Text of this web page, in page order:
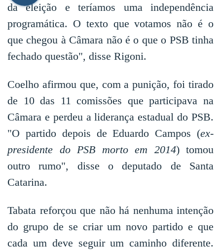
da eleição e teríamos uma independência
programática. O texto que votamos não é o
que chegou à Câmara não é o que o PSB tinha
fechado questão", disse Rigoni.
Coelho afirmou que, com a punição, foi tirado
de 10 das 11 comissões que participava na
Câmara e perdeu a liderança estadual do PSB.
"O partido depois de Eduardo Campos (ex-
presidente do PSB morto em 2014) tomou
outro rumo", disse o deputado de Santa
Catarina.
Tabata reforçou que não há nenhuma intenção
do grupo de se criar um novo partido e que
cada um deve seguir um caminho diferente.